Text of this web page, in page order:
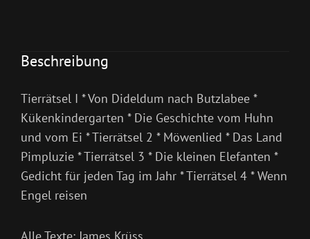
Beschreibung
Tierrätsel I * Von Dideldum nach Butzlabee *
Kükenkindergarten * Die Geschichte vom Huhn
und vom Ei * Tierrätsel 2 * Möwenlied * Das Land
Pimpluzie * Tierrätsel 3 * Die kleinen Elefanten *
Gedicht für jeden Tag im Jahr * Tierrätsel 4 * Wenn
Engel reisen